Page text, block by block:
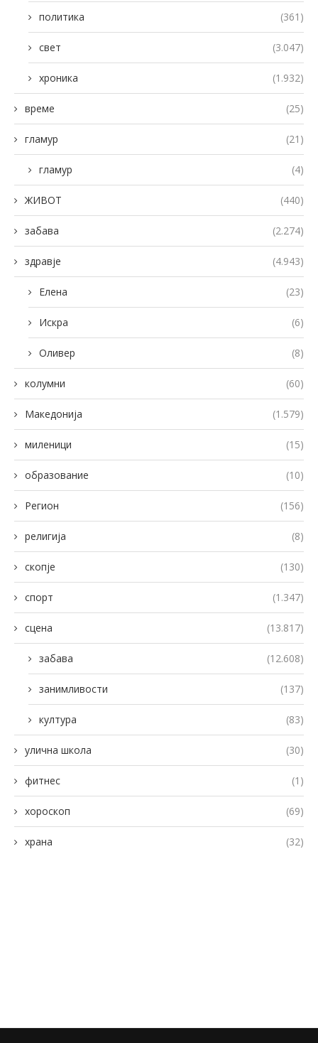
политика (361)
свет (3.047)
хроника (1.932)
време (25)
гламур (21)
гламур (4)
ЖИВОТ (440)
забава (2.274)
здравје (4.943)
Елена (23)
Искра (6)
Оливер (8)
колумни (60)
Македонија (1.579)
миленици (15)
образование (10)
Регион (156)
религија (8)
скопје (130)
спорт (1.347)
сцена (13.817)
забава (12.608)
занимливости (137)
култура (83)
улична школа (30)
фитнес (1)
хороскоп (69)
храна (32)